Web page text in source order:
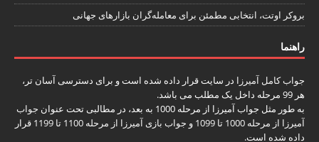
بروکر اوتت، انتخابی مطمئن برای معامله‌گران بازارهای جهانی
راهنما
جواب کامل آمیرزا در سایت قرار داده شده است و برای دسترسی آسان تر،
هر 99 مرحله داخل یک مطلب می باشد.
به طور مثل جواب آمیرزا از مرحله 1000 به بعد، در مطالبی تحت عنوان
جواب
آمیرزا از مرحله 1000 تا 1099
و جواب بازی آمیرزا از مرحله 1100 تا 1199
قرار
داده شده است.